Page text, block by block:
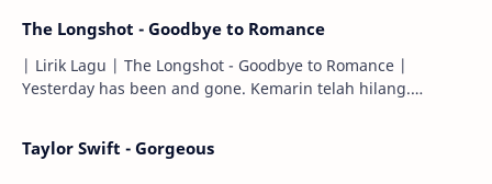
The Longshot - Goodbye to Romance
| Lirik Lagu | The Longshot - Goodbye to Romance |
Yesterday has been and gone. Kemarin telah hilang.
Taylor Swift - Gorgeous